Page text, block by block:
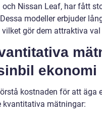
och Nissan Leaf, har fått
modeller erbjuder
vilket gör dem attraktiva
ekonomi
kostnaden för att äga
kvantitativa mätningar: